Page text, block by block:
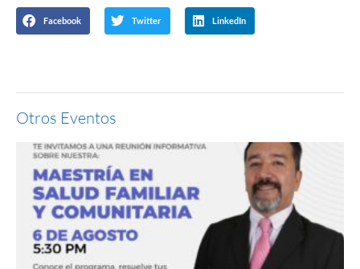
Facebook Twitter LinkedIn
Otros Eventos